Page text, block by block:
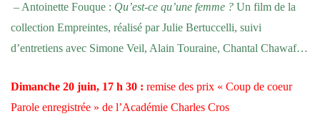
– Antoinette Fouque : Qu’est-ce qu’une femme ? Un film de la
collection Empreintes, réalisé par Julie Bertuccelli, suivi
d’entretiens avec Simone Veil, Alain Touraine, Chantal Chawaf…
Dimanche 20 juin, 17 h 30 : remise des prix « Coup de coeur
Parole enregistrée » de l’Académie Charles Cros